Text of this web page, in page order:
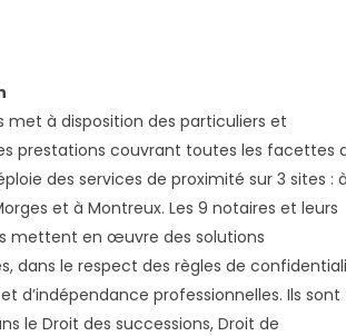
met à disposition des particuliers et
prestations couvrant toutes les facettes
des services de proximité sur 3 sites :
et à Montreux. Les 9 notaires et leurs
mettent en œuvre des solutions
dans le respect des règles de
d’indépendance professionnelles. Ils sont
le Droit des successions, Droit de